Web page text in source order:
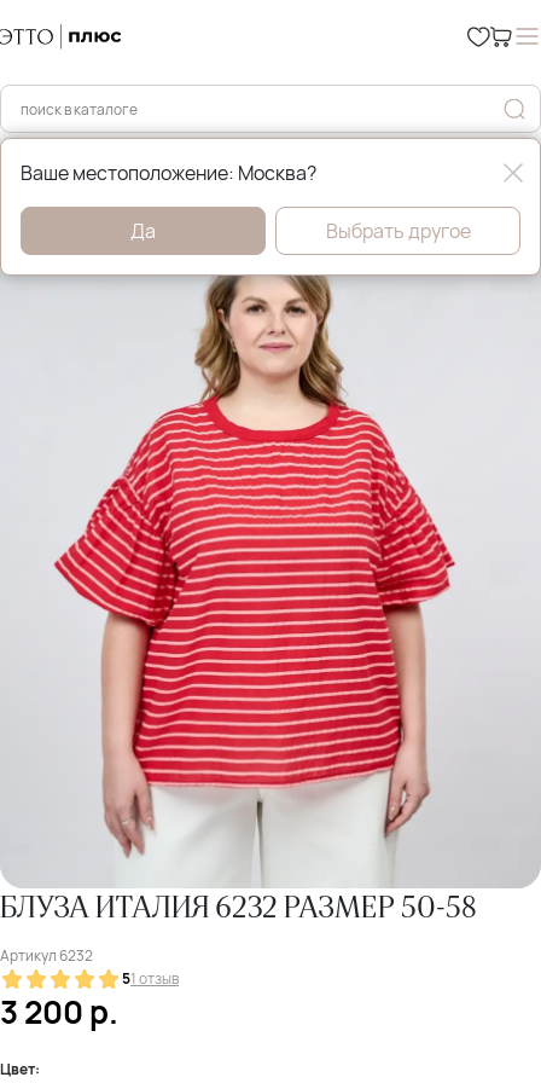
Главная Рубашки и блузы
БЛУЗА ИТАЛИЯ 6232 РАЗМЕР 50-58
Артикул 6232
51 отзыв
3 200р.
Цвет:
Ваше местоположение: Москва?
Да Выбрать другое